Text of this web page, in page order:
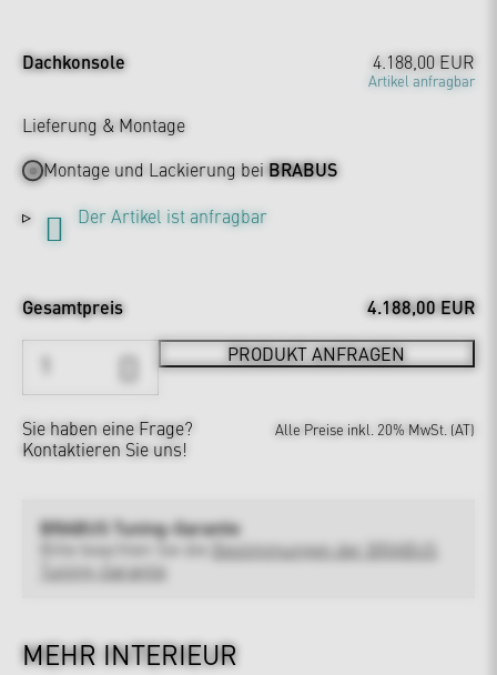
Dachkonsole 4.188,00 EUR
Artikel anfragbar
Lieferung & Montage
Montage und Lackierung beiBRABUS
Der Artikel ist anfragbar
Gesamtpreis 4.188,00 EUR
PRODUKT ANFRAGEN
Sie haben eine Frage?
Kontaktieren Sie uns!
Alle Preise inkl. 20% MwSt. (AT)
BRABUS Tuning-Garantie
Bitte beachten Sie die
Bestimmungen der BRABUS
Tuning-Garantie
MEHR INTERIEUR